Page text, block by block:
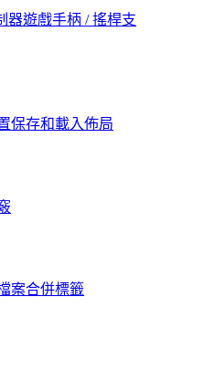
器遊戲手柄 / 搖桿支
保存和載入佈局
案合併標籤